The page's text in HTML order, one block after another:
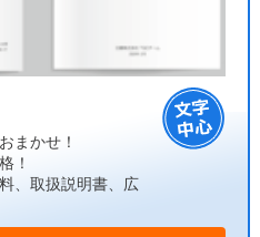
まかせ！
！
、取扱説明書、広